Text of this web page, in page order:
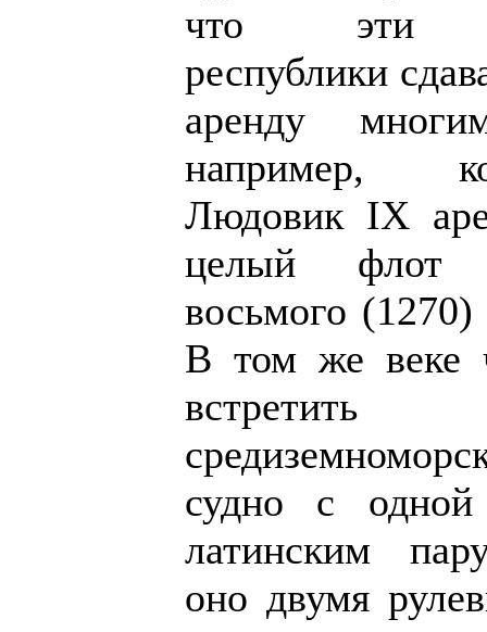
что эти
республики
аренду
например,
Людовик IX
целый флот
восьмого (1270)
В том же веке
судно с
латинским
оно двумя